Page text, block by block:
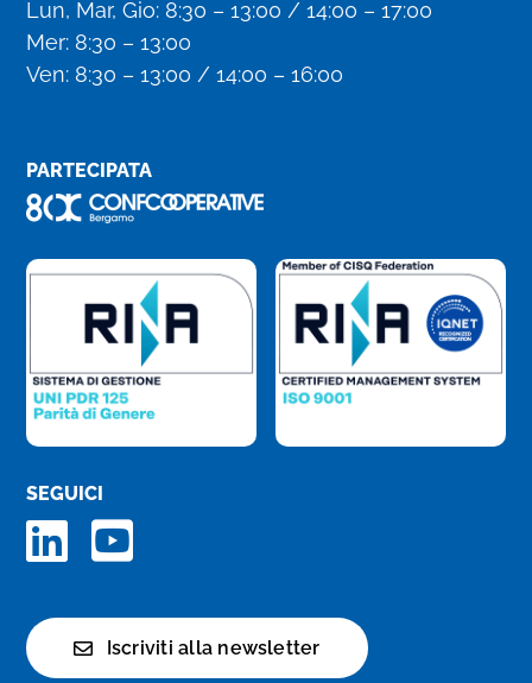
Lun, Mar, Gio: 8:30 – 13:00 / 14:00 – 17:00
Mer: 8:30 – 13:00
Ven: 8:30 – 13:00 / 14:00 – 16:00
PARTECIPATA
SEGUICI
Iscriviti alla newsletter